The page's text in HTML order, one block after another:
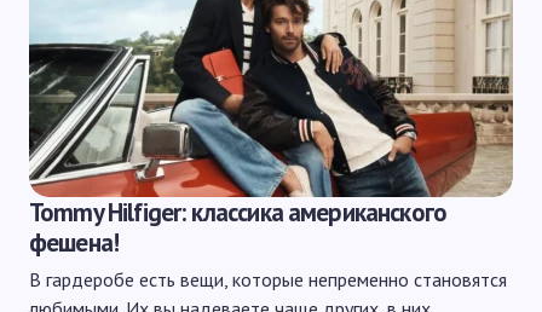
Tommy Hilfiger: классика американского
фешена!
В гардеробе есть вещи, которые непременно становятся